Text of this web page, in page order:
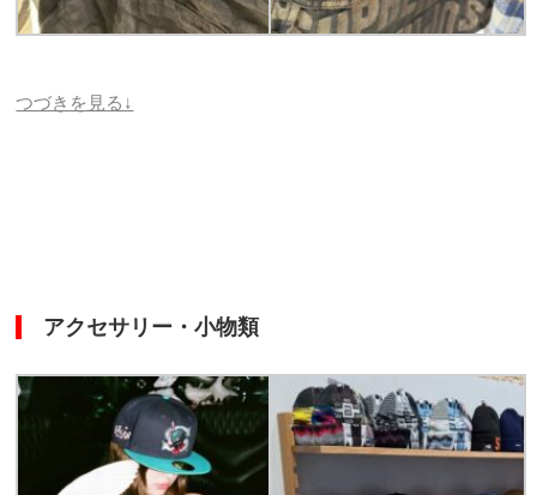
つづきを見る↓
アクセサリー・小物類